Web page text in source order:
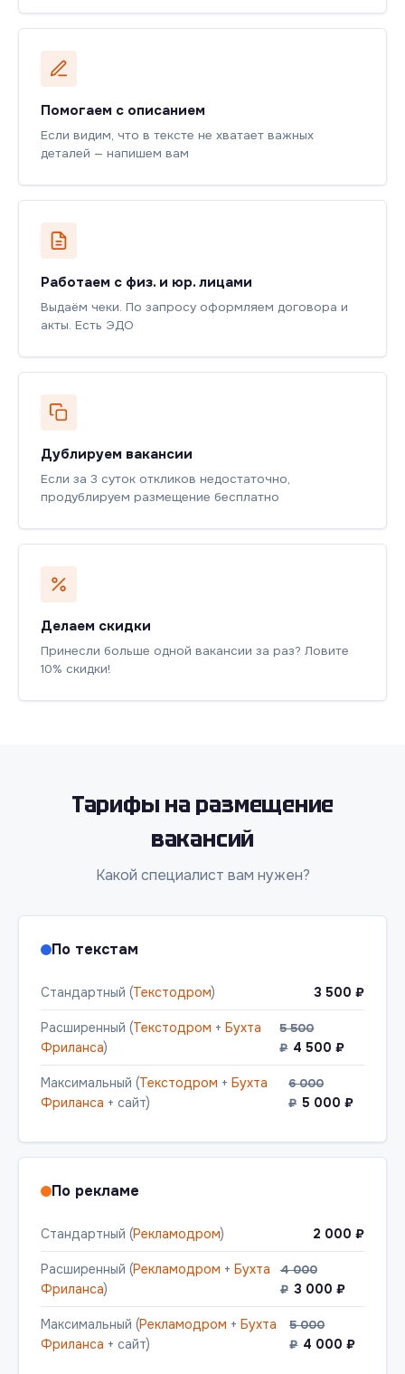
Помогаем с описанием
Если видим, что в тексте не хватает важных
деталей — напишем вам
Работаем с физ. и юр. лицами
Выдаём чеки. По запросу оформляем договора и
акты. Есть ЭДО
Дублируем вакансии
Если за 3 суток откликов недостаточно,
продублируем размещение бесплатно
Делаем скидки
Принесли больше одной вакансии за раз? Ловите
10% скидки!
Тарифы на размещение
вакансий
Какой специалист вам нужен?
По текстам
Стандартный (Текстодром) 3 500 ₽
Расширенный (Текстодром + Бухта
Фриланса)
5 500
₽ 4 500 ₽
Максимальный (Текстодром + Бухта
Фриланса + сайт)
6 000
₽ 5 000 ₽
По рекламе
Стандартный (Рекламодром) 2 000 ₽
Расширенный (Рекламодром + Бухта
Фриланса)
4 000
₽ 3 000 ₽
Максимальный (Рекламодром + Бухта
Фриланса + сайт)
5 000
₽ 4 000 ₽